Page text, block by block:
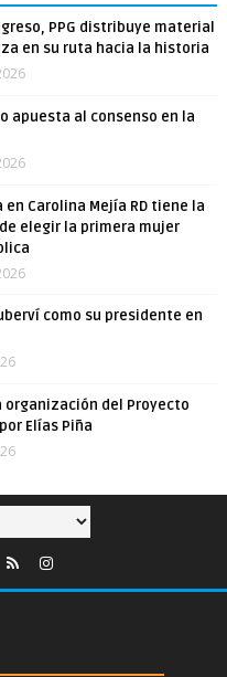
PPG distribuye material
en su ruta hacia la historia
apuesta al consenso en la
Carolina Mejía RD tiene la
elegir la primera mujer
como su presidente en
organización del Proyecto
Elías Piña